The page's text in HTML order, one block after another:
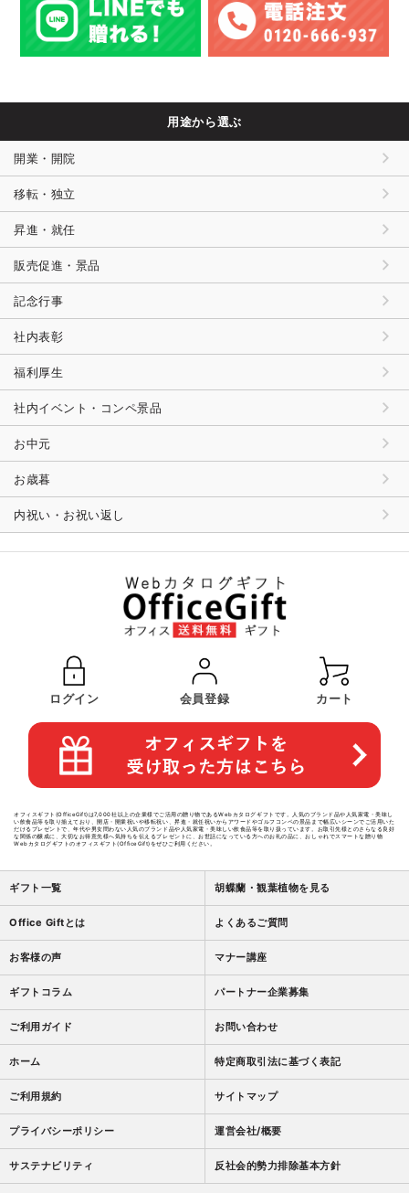
用途から選ぶ
開業・開院
移転・独立
昇進・就任
販売促進・景品
記念行事
社内表彰
福利厚生
社内イベント・コンペ景品
お中元
お歳暮
内祝い・お祝い返し
ログイン 会員登録 カート
オフィスギフト(OfficeGift)は7,000社以上の企業様でご活用の贈り物であるWebカタログギフトです。人気のブランド品や人気家電・美味し
い飲食品等を取り揃えており、開店・開業祝いや移転祝い、昇進・就任祝いからアワードやゴルフコンペの景品まで幅広いシーンでご活用いた
だけるプレゼントで、年代や男女問わない人気のブランド品や人気家電・美味しい飲食品等を取り扱っています。お取引先様とのさらなる良好
な関係の醸成に、大切なお得意先様へ気持ちを伝えるプレゼントに、お世話になっている方へのお礼の品に、おしゃれでスマートな贈り物
Webカタログギフトのオフィスギフト(OfficeGift)をぜひご利用ください。
ギフト一覧 胡蝶蘭・観葉植物を見る
Office Giftとは よくあるご質問
お客様の声 マナー講座
ギフトコラム パートナー企業募集
ご利用ガイド お問い合わせ
ホーム 特定商取引法に基づく表記
ご利用規約 サイトマップ
プライバシーポリシー 運営会社/概要
サステナビリティ 反社会的勢力排除基本方針